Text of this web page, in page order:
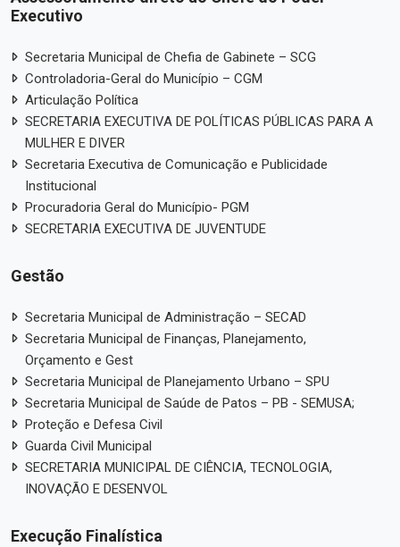
Executivo
Secretaria Municipal de Chefia de Gabinete – SCG
Controladoria-Geral do Município – CGM
Articulação Política
SECRETARIA EXECUTIVA DE POLÍTICAS PÚBLICAS PARA A
MULHER E DIVER
Secretaria Executiva de Comunicação e Publicidade
Institucional
Procuradoria Geral do Município- PGM
SECRETARIA EXECUTIVA DE JUVENTUDE
Gestão
Secretaria Municipal de Administração – SECAD
Secretaria Municipal de Finanças, Planejamento,
Orçamento e Gest
Secretaria Municipal de Planejamento Urbano – SPU
Secretaria Municipal de Saúde de Patos – PB - SEMUSA;
Proteção e Defesa Civil
Guarda Civil Municipal
SECRETARIA MUNICIPAL DE CIÊNCIA, TECNOLOGIA,
INOVAÇÃO E DESENVOL
Execução Finalística